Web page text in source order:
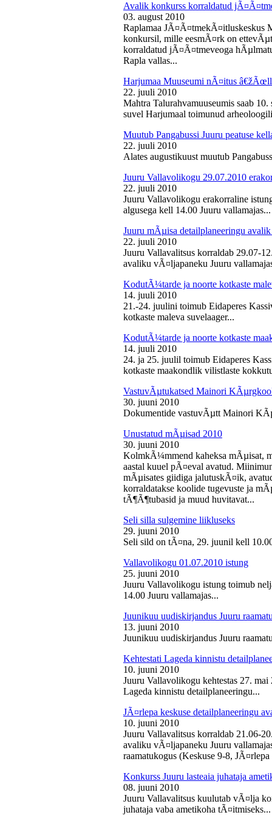
Avalik konkurss korraldatud
03. august 2010
Raplamaa JÃ¤Ã¤tmekÃ¤itluskeskus
konkursil, mille eesmÃ¤rk on
korraldatud jÃ¤Ã¤tmeveoga
Rapla vallas...
Harjumaa Muuseumi nÃ¤itus
22. juuli 2010
Mahtra Talurahvamuuseumis saab
suvel Harjumaal toimunud
Muutub Pangabussi Juuru peatuse
22. juuli 2010
Alates augustikuust muutub
Juuru Vallavolikogu 29.07.2010
22. juuli 2010
Juuru Vallavolikogu erakorraline
algusega kell 14.00 Juuru vallamajas...
Juuru mÃµisa detailplaneeringu
22. juuli 2010
Juuru Vallavalitsus korraldab 29.07-
avaliku vÃ¤ljapaneku Juuru
KodutÃ¼tarde ja noorte kotkaste
14. juuli 2010
21.-24. juulini toimub Eidaperes
kotkaste maleva suvelaager...
KodutÃ¼tarde ja noorte kotkaste
14. juuli 2010
24. ja 25. juulil toimub Eidaperes
kotkaste maakondlik vilistlaste
VastuvÃµtukatsed Mainori
30. juuni 2010
Dokumentide vastuvÃµtt Mainori
Unustatud mÃµisad 2010
30. juuni 2010
KolmkÃ¼mmend kaheksa mÃµisat,
aastal kuuel pÃ¤eval avatud.
mÃµisates giidiga jalutuskÃ¤ik,
korraldatakse koolide tugevuste ja
tÃ¶Ã¶tubasid ja muud huvitavat...
Seli silla sulgemine liikluseks
29. juuni 2010
Seli sild on tÃ¤na, 29. juunil kell
Vallavolikogu 01.07.2010 istung
25. juuni 2010
Juuru Vallavolikogu istung toimub
14.00 Juuru vallamajas...
Juunikuu uudiskirjandus Juuru
13. juuni 2010
Juunikuu uudiskirjandus Juuru
Kehtestati Lageda kinnistu
10. juuni 2010
Juuru Vallavolikogu kehtestas 27.
Lageda kinnistu detailplaneeringu...
JÃ¤rlepa keskuse detailplaneeringu
10. juuni 2010
Juuru Vallavalitsus korraldab 21.06-
avaliku vÃ¤ljapaneku Juuru
raamatukogus (Keskuse 9-8,
Konkurss Juuru lasteaia juhataja
08. juuni 2010
Juuru Vallavalitsus kuulutab vÃ¤lja
juhataja vaba ametikoha tÃ¤itmiseks...